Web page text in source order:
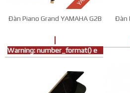
Đàn Piano Grand YAMAHA G2B
Warning: number_format() expects parameter 1 to be double, string given in
Đàn